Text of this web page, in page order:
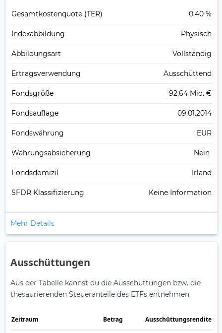
Gesamt­kosten­quote (TER) 0,40 %
Index­abbildung Physisch
Abbildungs­art Vollständig
Ertrags­verwendung Ausschüttend
Fonds­größe 92,64 Mio. €
Fonds­auflage 09.01.2014
Fonds­währung EUR
Währungsabsicherung Nein
Fondsdomizil Irland
SFDR Klassifizierung Keine Information
Mehr Details
Ausschüttungen
Aus der Tabelle kannst du die Ausschüttungen bzw. die
thesaurierenden Steueranteile des ETFs entnehmen.
Zeitraum Betrag Ausschüttungsrendite